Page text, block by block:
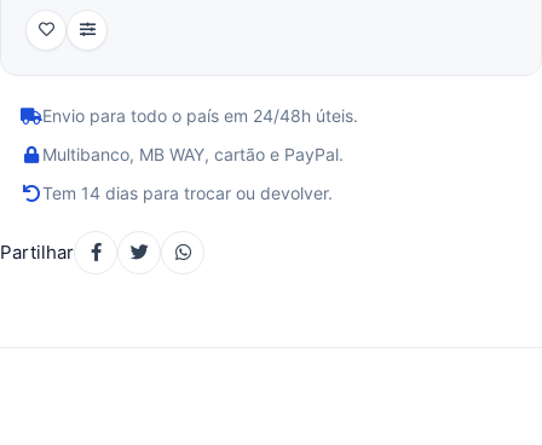
Envio para todo o país em 24/48h úteis.
Multibanco, MB WAY, cartão e PayPal.
Tem 14 dias para trocar ou devolver.
Partilhar